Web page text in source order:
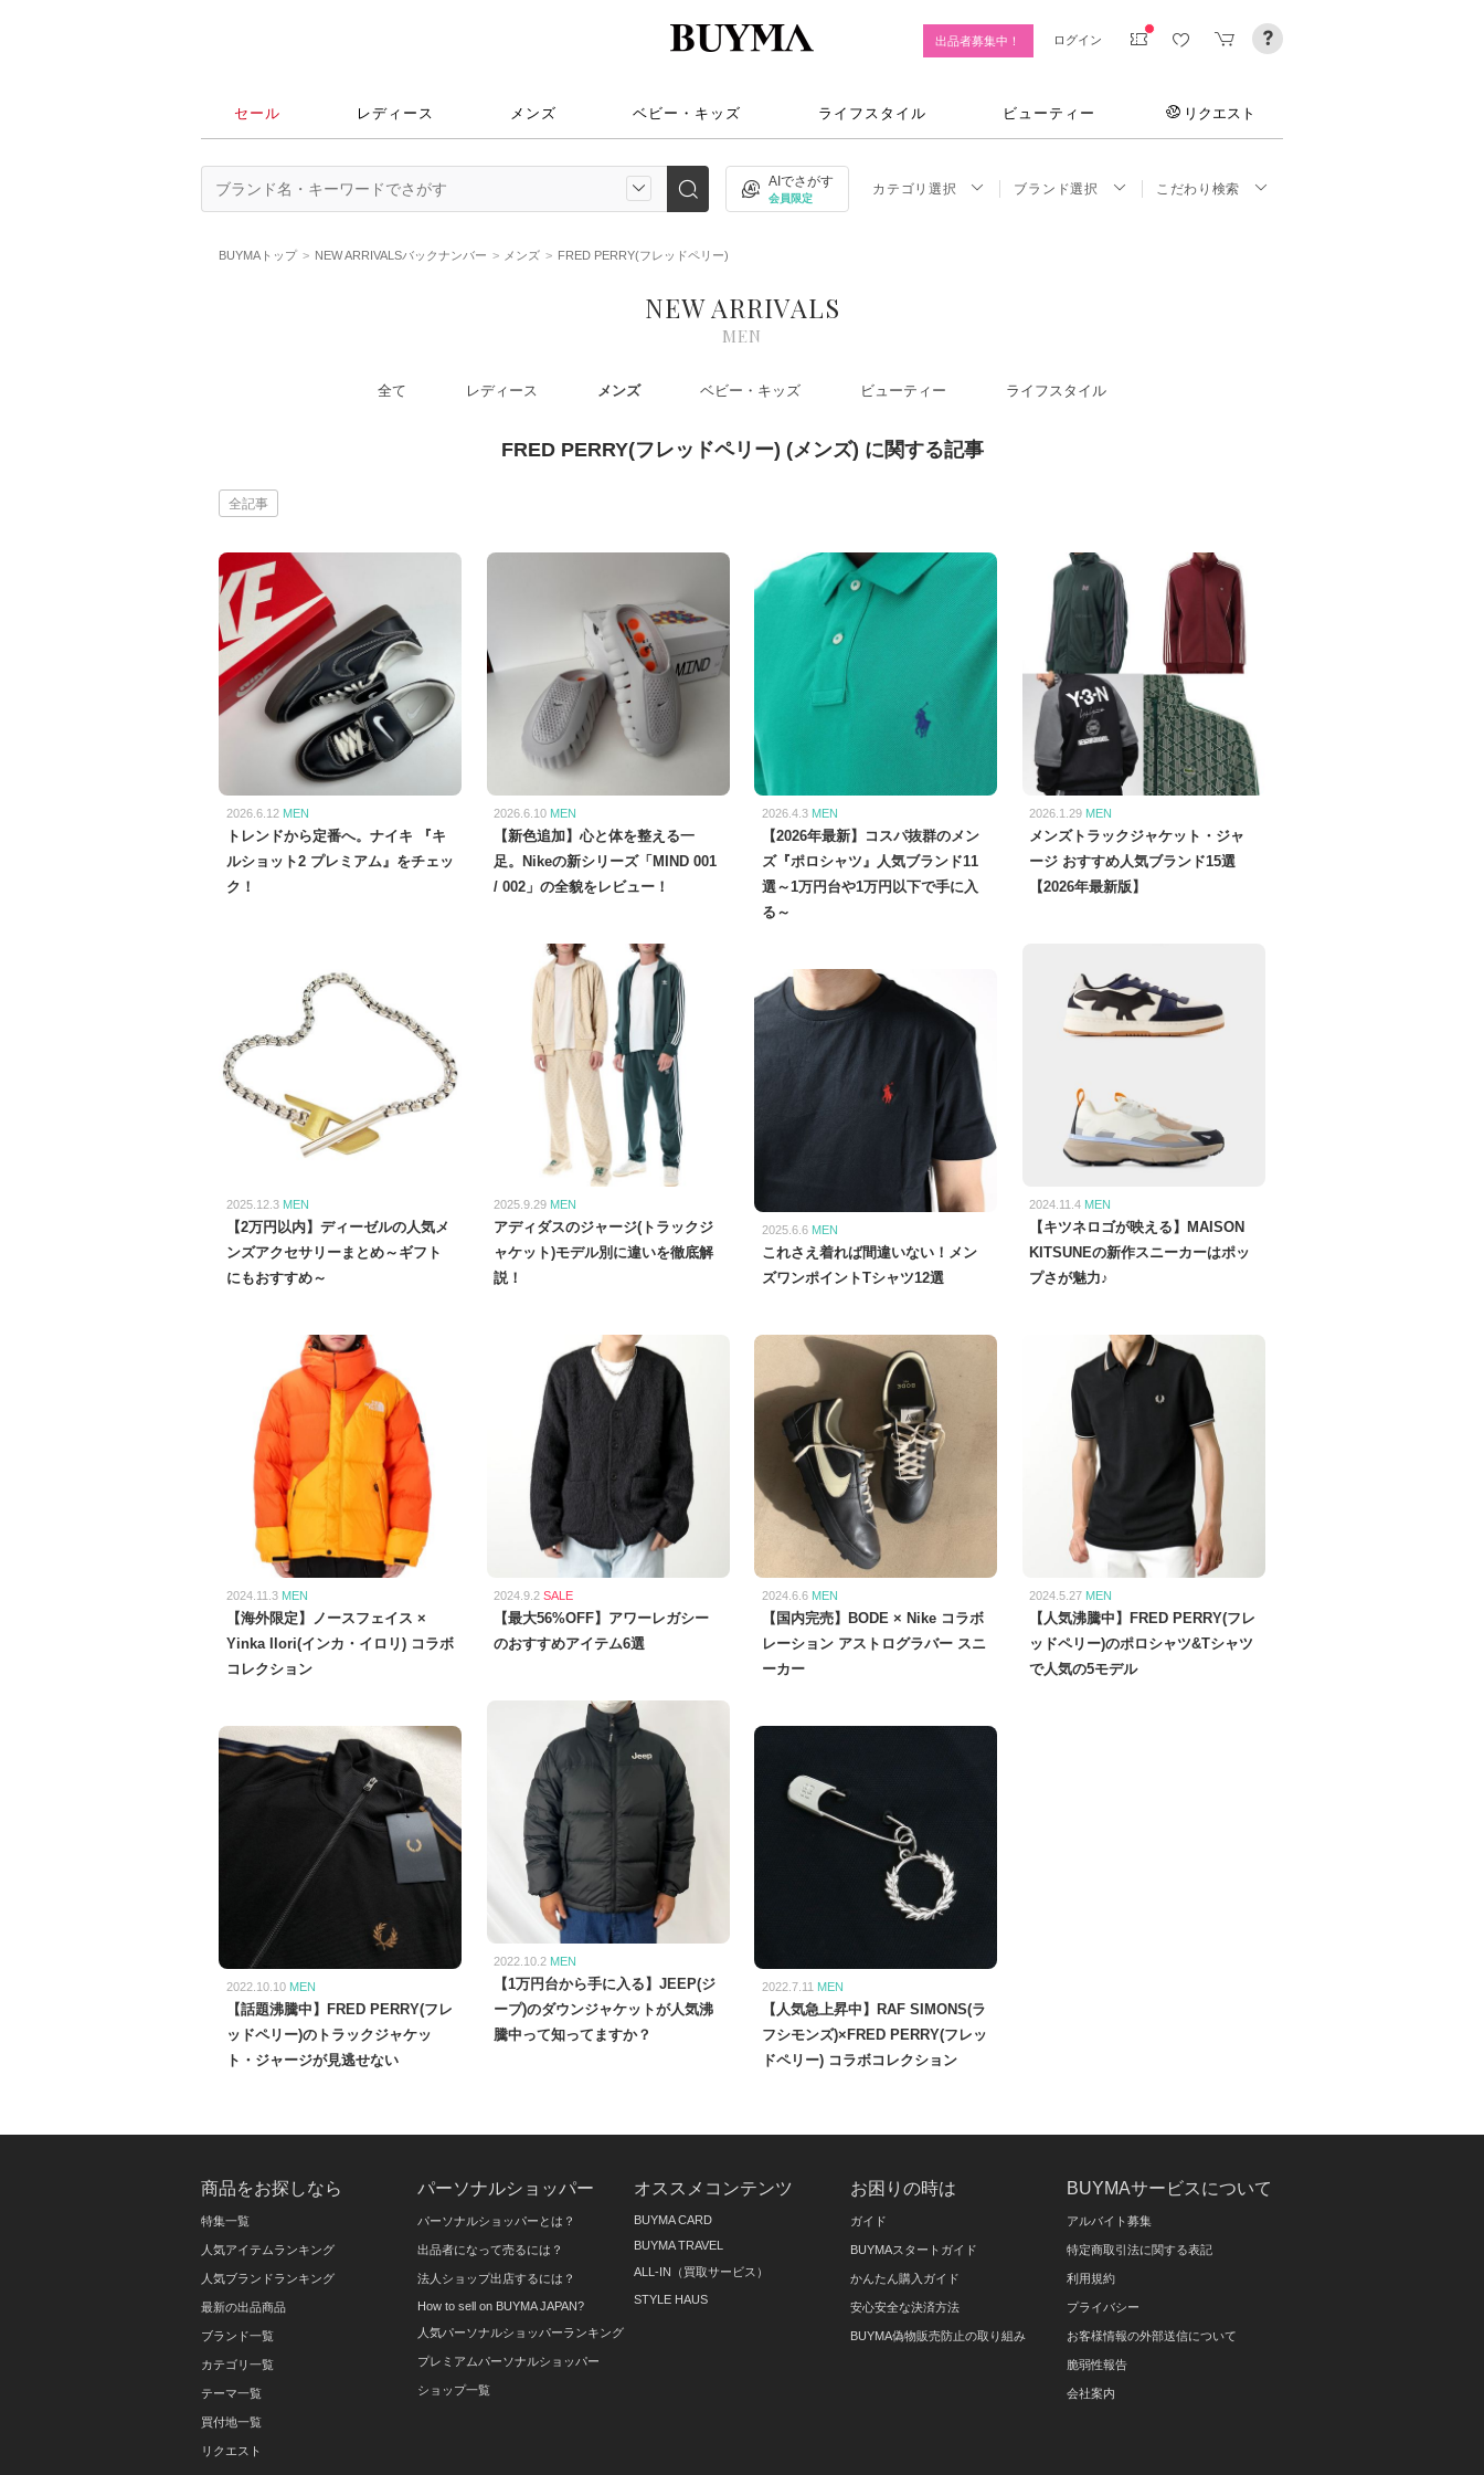
出品者募集中！ ログイン
セール レディース メンズ ベビー・キッズ ライフスタイル ビューティー リクエスト
AIでさがす
会員限定
カテゴリ選択 ブランド選択 こだわり検索
BUYMAトップ NEW ARRIVALSバックナンバー メンズ FRED PERRY(フレッドペリー)
NEW ARRIVALS
MEN
全て レディース メンズ ベビー・キッズ ビューティー ライフスタイル
FRED PERRY(フレッドペリー) (メンズ) に関する記事
全記事
2026.6.12 MEN
トレンドから定番へ。ナイキ 『キ
ルショット2 プレミアム』をチェッ
ク！
2025.12.3 MEN
【2万円以内】ディーゼルの人気メ
ンズアクセサリーまとめ～ギフト
にもおすすめ～
2024.11.3 MEN
【海外限定】ノースフェイス ×
Yinka Ilori(インカ・イロリ) コラボ
コレクション
2022.10.10 MEN
【話題沸騰中】FRED PERRY(フレ
ッドペリー)のトラックジャケッ
ト・ジャージが見逃せない
2026.6.10 MEN
【新色追加】心と体を整える一
足。Nikeの新シリーズ「MIND 001
/ 002」の全貌をレビュー！
2025.9.29 MEN
アディダスのジャージ(トラックジ
ャケット)モデル別に違いを徹底解
説！
2024.9.2SALE
【最大56%OFF】アワーレガシー
のおすすめアイテム6選
2022.10.2 MEN
【1万円台から手に入る】JEEP(ジ
ープ)のダウンジャケットが人気沸
騰中って知ってますか？
2026.4.3 MEN
【2026年最新】コスパ抜群のメン
ズ『ポロシャツ』人気ブランド11
選～1万円台や1万円以下で手に入
る～
2025.6.6 MEN
これさえ着れば間違いない！メン
ズワンポイントTシャツ12選
2024.6.6 MEN
【国内完売】BODE × Nike コラボ
レーション アストログラバー スニ
ーカー
2022.7.11 MEN
【人気急上昇中】RAF SIMONS(ラ
フシモンズ)×FRED PERRY(フレッ
ドペリー) コラボコレクション
2026.1.29 MEN
メンズトラックジャケット・ジャ
ージ おすすめ人気ブランド15選
【2026年最新版】
2024.11.4 MEN
【キツネロゴが映える】MAISON
KITSUNEの新作スニーカーはポッ
プさが魅力♪
2024.5.27 MEN
【人気沸騰中】FRED PERRY(フレ
ッドペリー)のポロシャツ&Tシャツ
で人気の5モデル
商品をお探しなら
特集一覧
人気アイテムランキング
人気ブランドランキング
最新の出品商品
ブランド一覧
カテゴリ一覧
テーマ一覧
買付地一覧
リクエスト
パーソナルショッパー
パーソナルショッパーとは？
出品者になって売るには？
法人ショップ出店するには？
How to sell on BUYMA JAPAN?
人気パーソナルショッパーランキング
プレミアムパーソナルショッパー
ショップ一覧
オススメコンテンツ
BUYMA CARD
BUYMA TRAVEL
ALL-IN（買取サービス）
STYLE HAUS
お困りの時は
ガイド
BUYMAスタートガイド
かんたん購入ガイド
安心安全な決済方法
BUYMA偽物販売防止の取り組み
BUYMAサービスについて
アルバイト募集
特定商取引法に関する表記
利用規約
プライバシー
お客様情報の外部送信について
脆弱性報告
会社案内